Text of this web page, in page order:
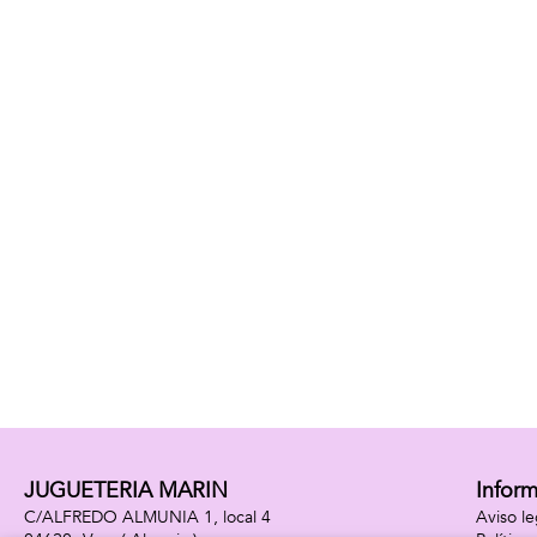
JUGUETERIA MARIN
C/ALFREDO ALMUNIA 1, local 4
Aviso